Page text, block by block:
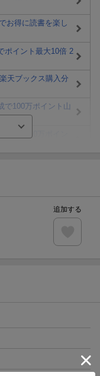
お得に読書を楽し
ポイント最大10倍 2
天ブックス購入分
で100万ポイント山
300円OFFクーポン
公演ペアチケット
追加する